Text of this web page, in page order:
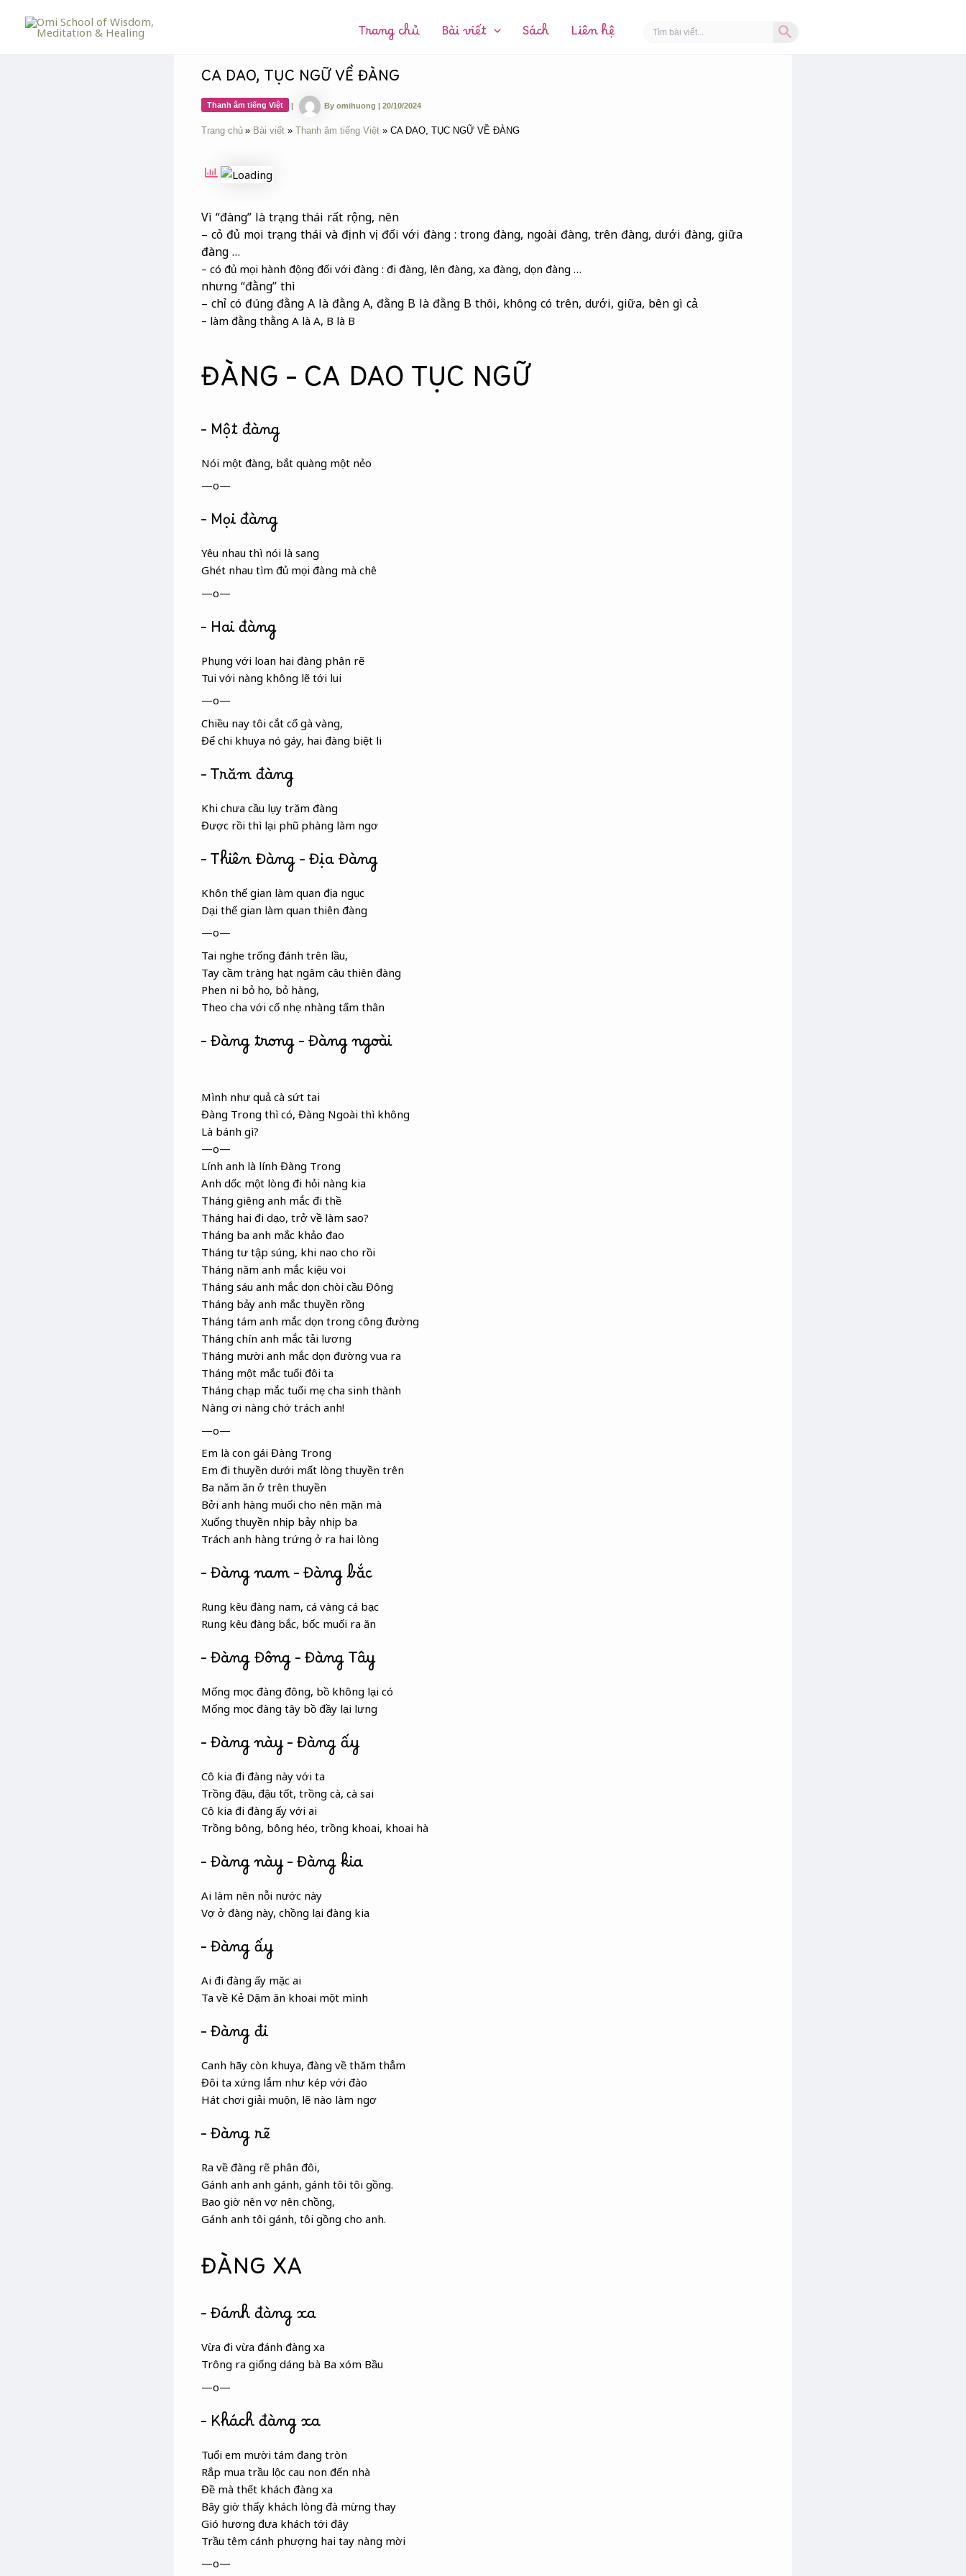
Trang chủ Bài viết Sách Liên hệ Search
for:
CA DAO, TỤC NGỮ VỀ ĐÀNG
Thanh âm tiếng Việt | By omihuong | 20/10/2024
Trang chủ Bài viết Thanh âm tiếng Việt CA DAO, TỤC NGỮ VỀ ĐÀNG
Vì “đàng” là trạng thái rất rộng, nên
– cỏ đủ mọi trạng thái và định vị đối với đàng : trong đàng, ngoài đàng, trên đàng, dưới đàng, giữa
đàng …
– có đủ mọi hành động đối với đàng : đi đàng, lên đàng, xa đàng, dọn đàng …
nhưng “đằng” thì
– chỉ có đúng đằng A là đằng A, đằng B là đằng B thôi, không có trên, dưới, giữa, bên gì cả
– làm đằng thằng A là A, B là B
ĐÀNG – CA DAO TỤC NGỮ
– Một đàng
Nói một đàng, bắt quàng một nẻo
—o—
– Mọi đàng
Yêu nhau thì nói là sang
Ghét nhau tìm đủ mọi đàng mà chê
—o—
– Hai đàng
Phụng với loan hai đàng phân rẽ
Tui với nàng không lẽ tới lui
—o—
Chiều nay tôi cắt cổ gà vàng,
Để chi khuya nó gáy, hai đàng biệt li
– Trăm đàng
Khi chưa cầu lụy trăm đàng
Được rồi thì lại phũ phàng làm ngơ
– Thiên Đàng – Địa Đàng
Khôn thế gian làm quan địa ngục
Dại thế gian làm quan thiên đàng
—o—
Tai nghe trống đánh trên lầu,
Tay cầm tràng hạt ngâm câu thiên đàng
Phen ni bỏ họ, bỏ hàng,
Theo cha với cố nhẹ nhàng tấm thân
– Đàng trong – Đàng ngoài
Mình như quả cà sứt tai
Đàng Trong thì có, Đàng Ngoài thì không
Là bánh gì?
—o—
Lính anh là lính Đàng Trong
Anh dốc một lòng đi hỏi nàng kia
Tháng giêng anh mắc đi thề
Tháng hai đi dạo, trở về làm sao?
Tháng ba anh mắc khảo đao
Tháng tư tập súng, khi nao cho rồi
Tháng năm anh mắc kiệu voi
Tháng sáu anh mắc dọn chòi cầu Đông
Tháng bảy anh mắc thuyền rồng
Tháng tám anh mắc dọn trong công đường
Tháng chín anh mắc tải lương
Tháng mười anh mắc dọn đường vua ra
Tháng một mắc tuổi đôi ta
Tháng chạp mắc tuổi mẹ cha sinh thành
Nàng ơi nàng chớ trách anh!
—o—
Em là con gái Đàng Trong
Em đi thuyền dưới mất lòng thuyền trên
Ba năm ăn ở trên thuyền
Bởi anh hàng muối cho nên mặn mà
Xuống thuyền nhịp bảy nhịp ba
Trách anh hàng trứng ở ra hai lòng
– Đàng nam – Đàng bắc
Rung kêu đàng nam, cá vàng cá bạc
Rung kêu đàng bắc, bốc muối ra ăn
– Đàng Đông – Đàng Tây
Mống mọc đàng đông, bồ không lại có
Mống mọc đàng tây bồ đầy lại lưng
– Đàng này – Đàng ấy
Cô kia đi đàng này với ta
Trồng đậu, đậu tốt, trồng cà, cà sai
Cô kia đi đàng ấy với ai
Trồng bông, bông héo, trồng khoai, khoai hà
– Đàng này – Đàng kia
Ai làm nên nỗi nước này
Vợ ở đàng này, chồng lại đàng kia
– Đàng ấy
Ai đi đàng ấy mặc ai
Ta về Kẻ Dặm ăn khoai một mình
– Đàng đi
Canh hãy còn khuya, đàng về thăm thẳm
Đôi ta xứng lắm như kép với đào
Hát chơi giải muộn, lẽ nào làm ngơ
– Đàng rẽ
Ra về đàng rẽ phân đôi,
Gánh anh anh gánh, gánh tôi tôi gồng.
Bao giờ nên vợ nên chồng,
Gánh anh tôi gánh, tôi gồng cho anh.
ĐÀNG XA
– Đánh đàng xa
Vừa đi vừa đánh đàng xa
Trông ra giống dáng bà Ba xóm Bầu
—o—
– Khách đàng xa
Tuổi em mười tám đang tròn
Rắp mua trầu lộc cau non đến nhà
Đề mà thết khách đàng xa
Bây giờ thấy khách lòng đà mừng thay
Gió hương đưa khách tới đây
Trầu têm cánh phượng hai tay nàng mời
—o—